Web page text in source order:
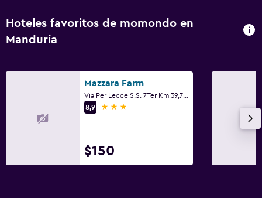
Hoteles favoritos de momondo en
Manduria
Mazzara Farm
8,9
3 estrellas
$150